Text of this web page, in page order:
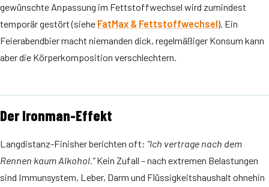
gewünschte Anpassung im Fettstoffwechsel wird zumindest
temporär gestört (siehe FatMax & Fettstoffwechsel). Ein
Feierabendbier macht niemanden dick, regelmäßiger Konsum kann
aber die Körperkomposition verschlechtern.
Der Ironman-Effekt
Langdistanz-Finisher berichten oft: "Ich vertrage nach dem
Rennen kaum Alkohol."Kein Zufall – nach extremen Belastungen
sind Immunsystem, Leber, Darm und Flüssigkeitshaushalt ohnehin